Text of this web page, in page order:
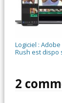
Logiciel :
Rush est dispo
2